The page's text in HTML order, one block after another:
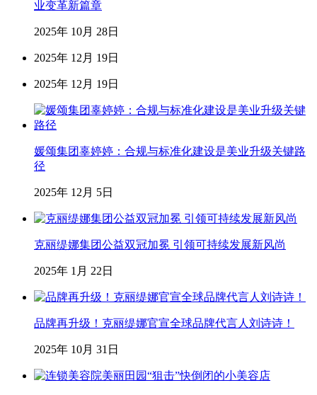
业变革新篇章
2025年 10月 28日
2025年 12月 19日
2025年 12月 19日
媛颂集团辜婷婷：合规与标准化建设是美业升级关键路
径
2025年 12月 5日
克丽缇娜集团公益双冠加冕 引领可持续发展新风尚
2025年 1月 22日
品牌再升级！克丽缇娜官宣全球品牌代言人刘诗诗！
2025年 10月 31日